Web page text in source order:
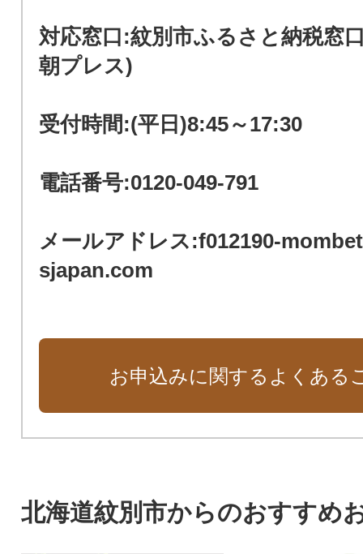
対応窓口:紋別市ふるさと納税窓
朝プレス)
受付時間:(平日)8:45～17:30
電話番号:0120-049-791
メールアドレス:f012190-
sjapan.com
お申込みに関するよくある
北海道紋別市からのおすすめ